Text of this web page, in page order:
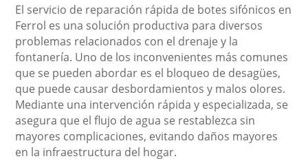
El servicio de reparación rápida de botes sifónicos en
Ferrol es una solución productiva para diversos
problemas relacionados con el drenaje y la
fontanería. Uno de los inconvenientes más comunes
que se pueden abordar es el bloqueo de desagües,
que puede causar desbordamientos y malos olores.
Mediante una intervención rápida y especializada, se
asegura que el flujo de agua se restablezca sin
mayores complicaciones, evitando daños mayores
en la infraestructura del hogar.